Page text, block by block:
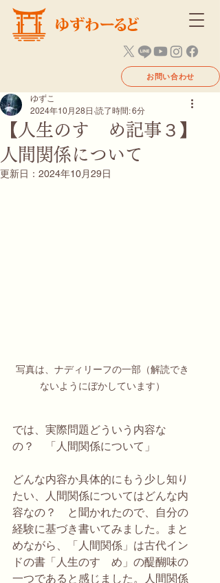
お問い合わせ
【人生のすゝめ記事３】
人間関係について
ゆずこ
2024年10月28日 読了時間: 6分
更新日： 2024年10月29日
写真は、ナディリーフの一部（解読でき
ないようにぼかしています）
では、実際問題どういう内容な
の？　「人間関係について」
どんな内容か具体的にもう少し知り
たい、人間関係についてはどんな内
容なの？　と聞かれたので、自分の
経験に基づき書いてみました。まと
めながら、「人間関係」は古代イン
ドの書「人生のすゝめ」の醍醐味の
一つであると感じました。人間関係